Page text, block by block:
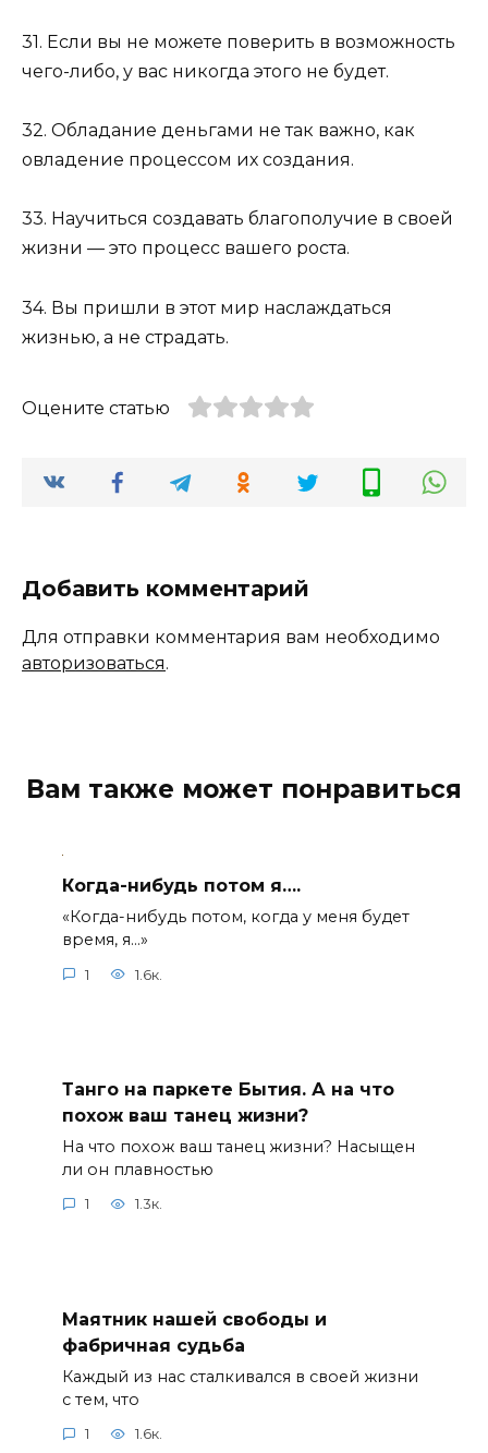
31. Если вы не можете поверить в возможность
чего-либо, у вас никогда этого не будет.
32. Обладание деньгами не так важно, как
овладение процессом их создания.
33. Научиться создавать благополучие в своей
жизни — это процесс вашего роста.
34. Вы пришли в этот мир наслаждаться
жизнью, а не страдать.
Оцените статью
Добавить комментарий
Для отправки комментария вам необходимо
авторизоваться.
Вам также может понравиться
Когда-нибудь потом я….
«Когда-нибудь потом, когда у меня будет
время, я…»
1 1.6к.
Танго на паркете Бытия. А на что
похож ваш танец жизни?
На что похож ваш танец жизни? Насыщен
ли он плавностью
1 1.3к.
Маятник нашей свободы и
фабричная судьба
Каждый из нас сталкивался в своей жизни
с тем, что
1 1.6к.